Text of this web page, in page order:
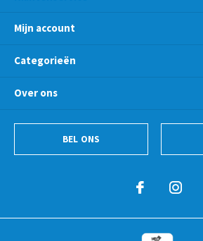
Mijn account
Categorieën
Over ons
BEL ONS